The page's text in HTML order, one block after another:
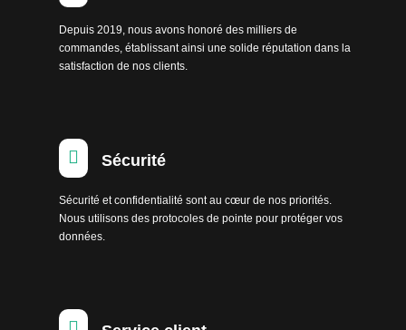
Depuis 2019, nous avons honoré des milliers de
commandes, établissant ainsi une solide réputation dans la
satisfaction de nos clients.
 Sécurité
Sécurité et confidentialité sont au cœur de nos priorités.
Nous utilisons des protocoles de pointe pour protéger vos
données.